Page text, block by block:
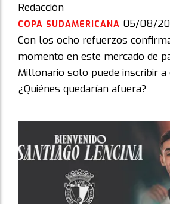
Redacción
COPA SUDAMERICANA 05/08/
Con los ocho refuerzos
momento en este mercado de
Millonario solo puede inscribir a
¿Quiénes quedarían afuera?